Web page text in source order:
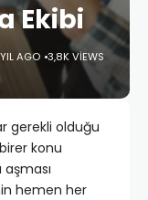
Ekibi
AGO 3,8K VIEWS
gerekli olduğu
konu
aşması
hemen her